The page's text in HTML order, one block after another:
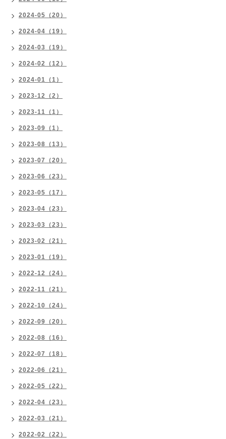
2024-05（20）
2024-04（19）
2024-03（19）
2024-02（12）
2024-01（1）
2023-12（2）
2023-11（1）
2023-09（1）
2023-08（13）
2023-07（20）
2023-06（23）
2023-05（17）
2023-04（23）
2023-03（23）
2023-02（21）
2023-01（19）
2022-12（24）
2022-11（21）
2022-10（24）
2022-09（20）
2022-08（16）
2022-07（18）
2022-06（21）
2022-05（22）
2022-04（23）
2022-03（21）
2022-02（22）